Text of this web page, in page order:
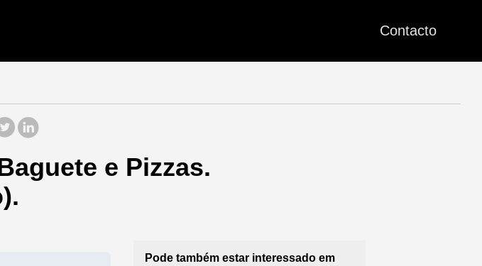
Contacto
e Pizzas.
Pode também estar interessado em